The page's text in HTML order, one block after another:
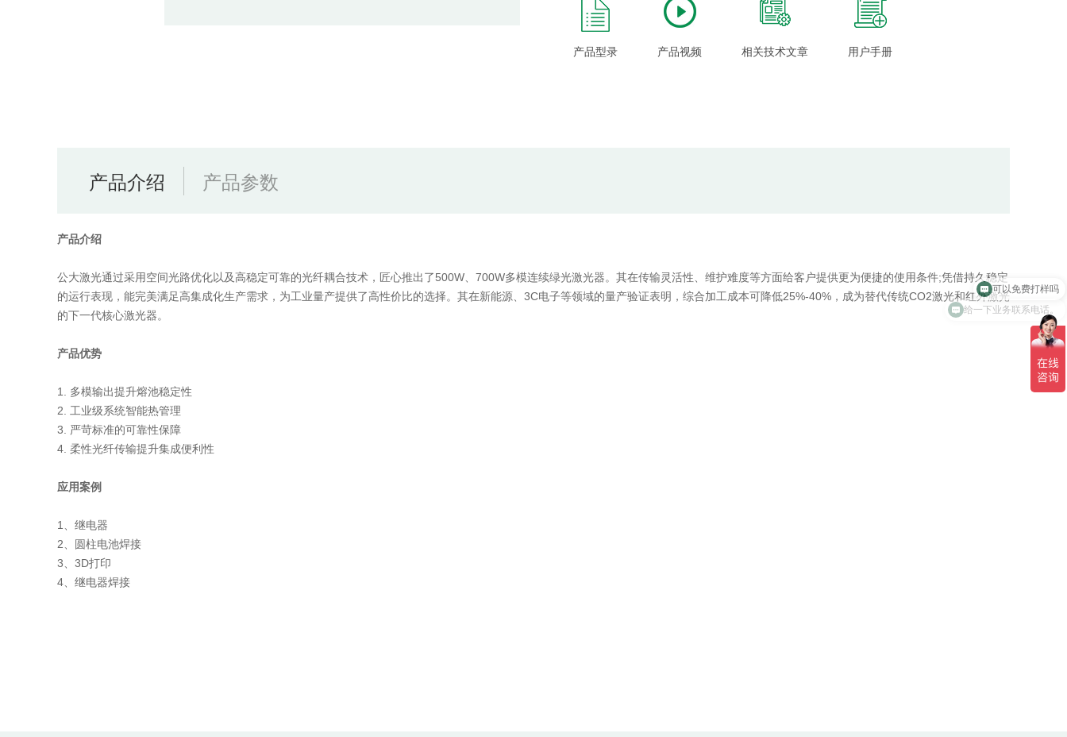
产品型录 产品视频 相关技术文章 用户手册
产品介绍 产品参数
产品介绍
公大激光通过采用空间光路优化以及高稳定可靠的光纤耦合技术，匠心推出了500W、700W多模连续绿光激光器。其在传输灵活性、维护难度等方面给客户提供更为便捷的使用条件;凭借持久稳定
的运行表现，能完美满足高集成化生产需求，为工业量产提供了高性价比的选择。其在新能源、3C电子等领域的量产验证表明，综合加工成本可降低25%-40%，成为替代传统CO2激光和红外激光
的下一代核心激光器。
产品优势
1. 多模输出提升熔池稳定性
2. 工业级系统智能热管理
3. 严苛标准的可靠性保障
4. 柔性光纤传输提升集成便利性
应用案例
1、继电器
2、圆柱电池焊接
3、3D打印
4、继电器焊接
给一下业务联系电话。